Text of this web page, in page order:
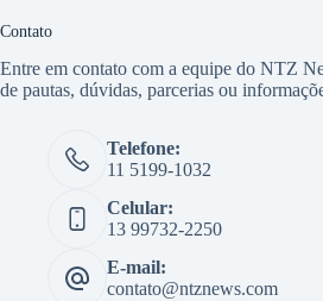
Contato
Entre em contato com a equipe do NTZ
de pautas, dúvidas, parcerias ou
Telefone:
11 5199-1032
Celular:
13 99732-2250
E-mail:
contato@ntznews.com